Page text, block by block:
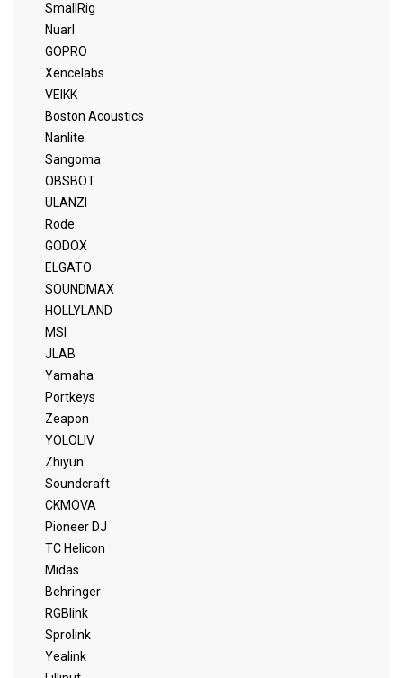
SmallRig
Nuarl
GOPRO
Xencelabs
VEIKK
Boston Acoustics
Nanlite
Sangoma
OBSBOT
ULANZI
Rode
GODOX
ELGATO
SOUNDMAX
HOLLYLAND
MSI
JLAB
Yamaha
Portkeys
Zeapon
YOLOLIV
Zhiyun
Soundcraft
CKMOVA
Pioneer DJ
TC Helicon
Midas
Behringer
RGBlink
Sprolink
Yealink